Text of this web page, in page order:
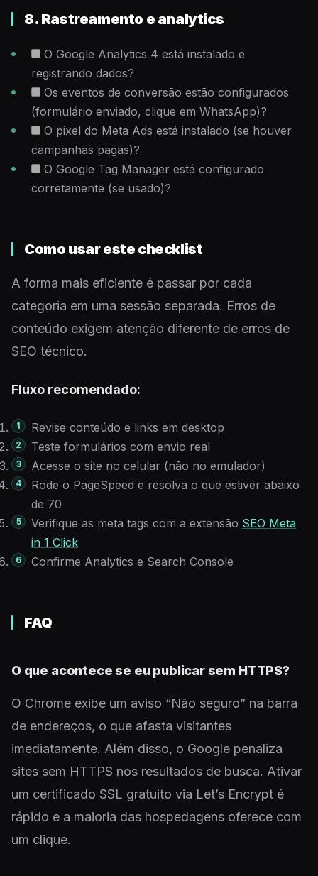
8. Rastreamento e analytics
O Google Analytics 4 está instalado e
registrando dados?
Os eventos de conversão estão configurados
(formulário enviado, clique em WhatsApp)?
O pixel do Meta Ads está instalado (se houver
campanhas pagas)?
O Google Tag Manager está configurado
corretamente (se usado)?
Como usar este checklist
A forma mais eficiente é passar por cada
categoria em uma sessão separada. Erros de
conteúdo exigem atenção diferente de erros de
SEO técnico.
Fluxo recomendado:
Revise conteúdo e links em desktop
Teste formulários com envio real
Acesse o site no celular (não no emulador)
Rode o PageSpeed e resolva o que estiver abaixo
de 70
Verifique as meta tags com a extensão SEO Meta
in 1 Click
Confirme Analytics e Search Console
FAQ
O que acontece se eu publicar sem HTTPS?
O Chrome exibe um aviso “Não seguro” na barra
de endereços, o que afasta visitantes
imediatamente. Além disso, o Google penaliza
sites sem HTTPS nos resultados de busca. Ativar
um certificado SSL gratuito via Let’s Encrypt é
rápido e a maioria das hospedagens oferece com
um clique.